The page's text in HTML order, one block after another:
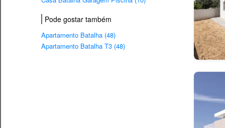
Pode gostar também
Apartamento Batalha (48)
Apartamento Batalha T3 (48)